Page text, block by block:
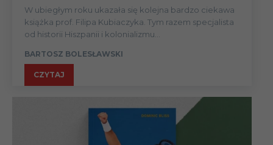
W ubiegłym roku ukazała się kolejna bardzo ciekawa
książka prof. Filipa Kubiaczyka. Tym razem specjalista
od historii Hiszpanii i kolonializmu...
BARTOSZ BOLESŁAWSKI
CZYTAJ